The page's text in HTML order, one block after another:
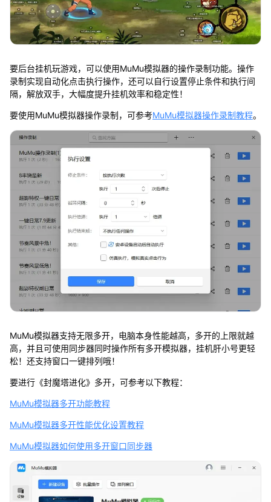
要后台挂机玩游戏，可以使用MuMu模拟器的操作录制功能。操作
录制实现自动化点击执行操作，还可以自行设置停止条件和执行间
隔，解放双手，大幅度提升挂机效率和稳定性！
要使用MuMu模拟器操作录制，可参考MuMu模拟器操作录制教程。
MuMu模拟器支持无限多开，电脑本身性能越高，多开的上限就越
高，并且可使用同步器同时操作所有多开模拟器，挂机肝小号更轻
松！还支持窗口一键排列哦！
要进行《封魔塔进化》多开，可参考以下教程：
MuMu模拟器多开功能教程
MuMu模拟器多开性能优化设置教程
MuMu模拟器如何使用多开窗口同步器